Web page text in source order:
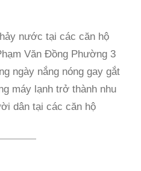
nước tại các căn hộ
Văn Đồng Phường 3
ngày nắng nóng gay gắt
máy lạnh trở thành nhu
dân tại các căn hộ